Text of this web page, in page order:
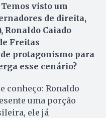
visto um
de direita,
Ronaldo Caiado
Freitas
protagonismo para
esse cenário?
conheço: Ronaldo
uma porção
ele já